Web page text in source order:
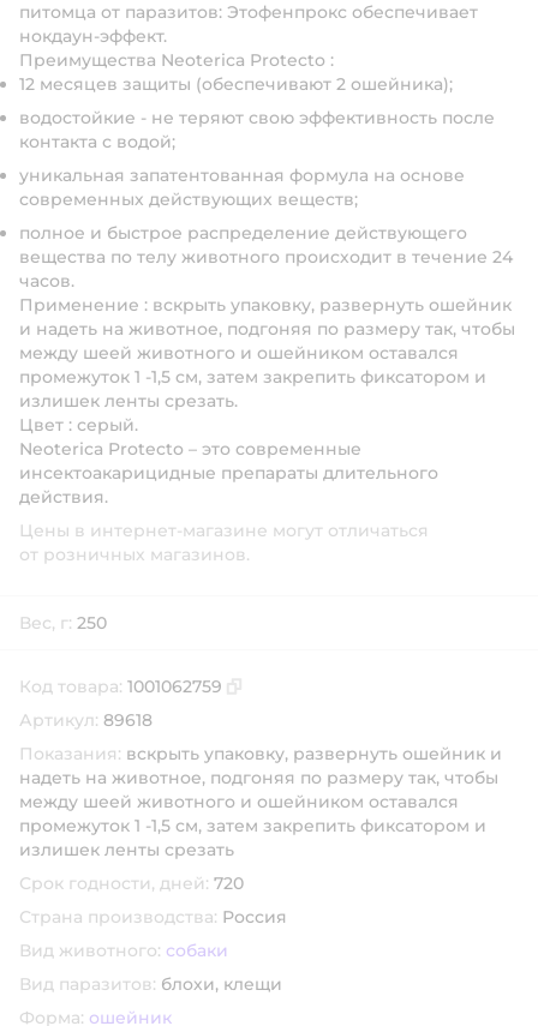
питомца от паразитов: Этофенпрокс обеспечивает
нокдаун-эффект.
Преимущества Neoterica Protecto :
12 месяцев защиты (обеспечивают 2 ошейника);
водостойкие - не теряют свою эффективность после
контакта с водой;
уникальная запатентованная формула на основе
современных действующих веществ;
полное и быстрое распределение действующего
вещества по телу животного происходит в течение 24
часов.
Применение : вскрыть упаковку, развернуть ошейник
и надеть на животное, подгоняя по размеру так, чтобы
между шеей животного и ошейником оставался
промежуток 1 -1,5 см, затем закрепить фиксатором и
излишек ленты срезать.
Цвет : серый.
Neoterica Protecto – это современные
инсектоакарицидные препараты длительного
действия.
Цены в интернет-магазине могут отличаться
от розничных магазинов.
Вес, г: 250
Код товара: 1001062759
Артикул: 89618
Показания: вскрыть упаковку, развернуть ошейник и
надеть на животное, подгоняя по размеру так, чтобы
между шеей животного и ошейником оставался
промежуток 1 -1,5 см, затем закрепить фиксатором и
излишек ленты срезать
Срок годности, дней: 720
Страна производства: Россия
Вид животного: собаки
Вид паразитов: блохи, клещи
Форма: ошейник